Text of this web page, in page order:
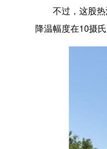
不过，这股热
降温幅度在10摄